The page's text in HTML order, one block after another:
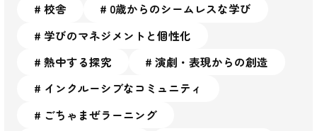
校舎
⁨⁩0歳からのシームレスな学び
学びのマネジメントと個性化
熱中する探究
演劇・表現からの創造
インクルーシブなコミュニティ
ごちゃまぜラーニング